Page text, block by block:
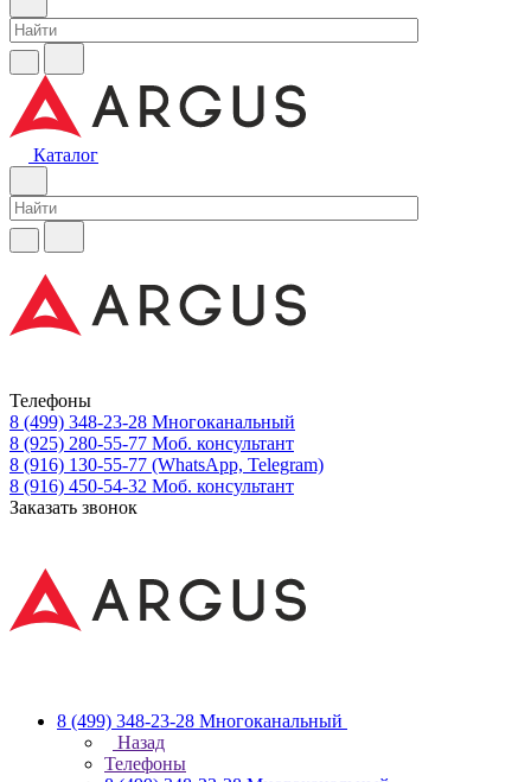
Каталог
Телефоны
8 (499) 348-23-28 Многоканальный
8 (925) 280-55-77 Моб. консультант
8 (916) 130-55-77 (WhatsApp, Telegram)
8 (916) 450-54-32 Моб. консультант
Заказать звонок
8 (499) 348-23-28 Многоканальный
Назад
Телефоны